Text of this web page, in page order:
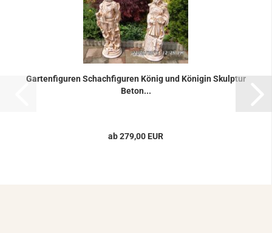
Gar­ten­fi­gu­ren Schach­fi­gu­ren König und Kö­ni­gin Skulp­tur
Beton...
ab 279,00 EUR